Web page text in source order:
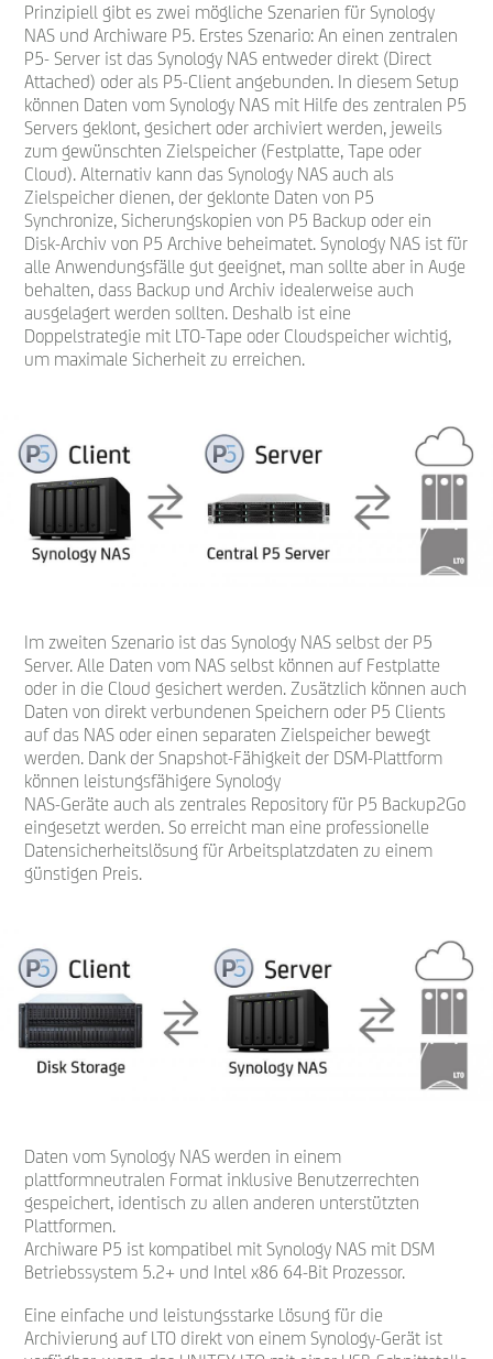
Prinzipiell gibt es zwei mögliche Szenarien für Synology
NAS und Archiware P5. Erstes Szenario: An einen zentralen
P5- Server ist das Synology NAS entweder direkt (Direct
Attached) oder als P5-Client angebunden. In diesem Setup
können Daten vom Synology NAS mit Hilfe des zentralen P5
Servers geklont, gesichert oder archiviert werden, jeweils
zum gewünschten Zielspeicher (Festplatte, Tape oder
Cloud). Alternativ kann das Synology NAS auch als
Zielspeicher dienen, der geklonte Daten von P5
Synchronize, Sicherungskopien von P5 Backup oder ein
Disk-Archiv von P5 Archive beheimatet. Synology NAS ist für
alle Anwendungsfälle gut geeignet, man sollte aber in Auge
behalten, dass Backup und Archiv idealerweise auch
ausgelagert werden sollten. Deshalb ist eine
Doppelstrategie mit LTO-Tape oder Cloudspeicher wichtig,
um maximale Sicherheit zu erreichen.
Im zweiten Szenario ist das Synology NAS selbst der P5
Server. Alle Daten vom NAS selbst können auf Festplatte
oder in die Cloud gesichert werden. Zusätzlich können auch
Daten von direkt verbundenen Speichern oder P5 Clients
auf das NAS oder einen separaten Zielspeicher bewegt
werden. Dank der Snapshot-Fähigkeit der DSM-Plattform
können leistungsfähigere Synology
NAS-Geräte auch als zentrales Repository für P5 Backup2Go
eingesetzt werden. So erreicht man eine professionelle
Datensicherheitslösung für Arbeitsplatzdaten zu einem
günstigen Preis.
Daten vom Synology NAS werden in einem
plattformneutralen Format inklusive Benutzerrechten
gespeichert, identisch zu allen anderen unterstützten
Plattformen.
Archiware P5 ist kompatibel mit Synology NAS mit DSM
Betriebssystem 5.2+ und Intel x86 64-Bit Prozessor.
Eine einfache und leistungsstarke Lösung für die
Archivierung auf LTO direkt von einem Synology-Gerät ist